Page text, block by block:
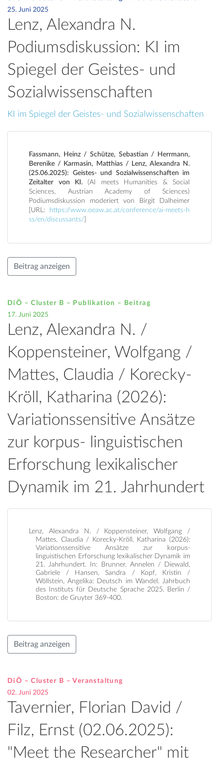
25. Juni 2025
Lenz, Alexandra N.
Podiumsdiskussion: KI im
Spiegel der Geistes- und
Sozialwissenschaften
KI im Spiegel der Geistes- und Sozialwissenschaften
Fassmann, Heinz / Schütze, Sebastian / Herrmann,
Berenike / Karmasin, Matthias / Lenz, Alexandra N.
(25.06.2025): Geistes- und Sozialwissenschaften im
Zeitalter von KI. (AI meets Humanities & Social
Sciences, Austrian Academy of Sciences)
Podiumsdiskussion moderiert von Birgit Dalheimer
[URL:
https://www.oeaw.ac.at/conference/ai-meets-h
ss/en/discussants/
Beitrag anzeigen
DiÖ – Cluster B – Publikation –
Beitrag
17. Juni 2025
Lenz, Alexandra N. /
Koppensteiner, Wolfgang /
Mattes, Claudia / Korecky-
Kröll, Katharina (2026):
Variationssensitive Ansätze
zur korpus- linguistischen
Erforschung lexikalischer
Dynamik im 21. Jahrhundert
Lenz, Alexandra N. / Koppensteiner, Wolfgang /
Mattes, Claudia / Korecky-Kröll, Katharina (2026):
Variationssensitive Ansätze zur korpus-
linguistischen Erforschung lexikalischer Dynamik im
21. Jahrhundert. In: Brunner, Annelen / Diewald,
Gabriele / Hansen, Sandra / Kopf, Kristin /
Wöllstein, Angelika: Deutsch im Wandel. Jahrbuch
des Instituts für Deutsche Sprache 2025. Berlin /
Boston: de Gruyter 369-400.
Beitrag anzeigen
DiÖ – Cluster B – Veranstaltung
02. Juni 2025
Tavernier, Florian David /
Filz, Ernst (02.06.2025):
"Meet the Researcher" mit